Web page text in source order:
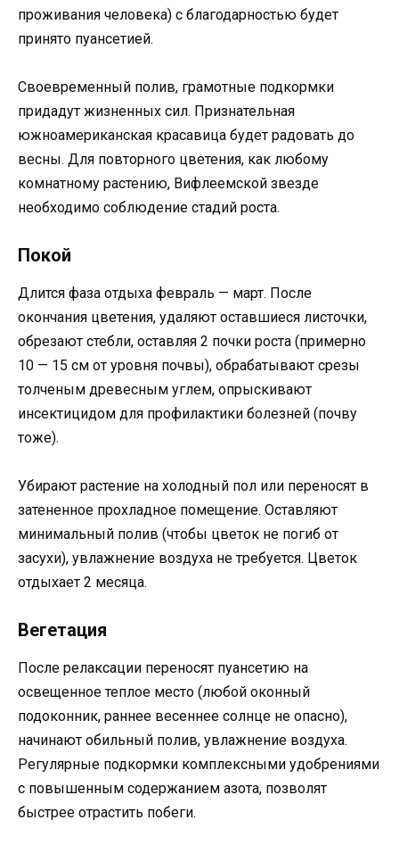
проживания человека) с благодарностью будет
принято пуансетией.
Своевременный полив, грамотные подкормки
придадут жизненных сил. Признательная
южноамериканская красавица будет радовать до
весны. Для повторного цветения, как любому
комнатному растению, Вифлеемской звезде
необходимо соблюдение стадий роста.
Покой
Длится фаза отдыха февраль — март. После
окончания цветения, удаляют оставшиеся листочки,
обрезают стебли, оставляя 2 почки роста (примерно
10 — 15 см от уровня почвы), обрабатывают срезы
толченым древесным углем, опрыскивают
инсектицидом для профилактики болезней (почву
тоже).
Убирают растение на холодный пол или переносят в
затененное прохладное помещение. Оставляют
минимальный полив (чтобы цветок не погиб от
засухи), увлажнение воздуха не требуется. Цветок
отдыхает 2 месяца.
Вегетация
После релаксации переносят пуансетию на
освещенное теплое место (любой оконный
подоконник, раннее весеннее солнце не опасно),
начинают обильный полив, увлажнение воздуха.
Регулярные подкормки комплексными удобрениями
с повышенным содержанием азота, позволят
быстрее отрастить побеги.